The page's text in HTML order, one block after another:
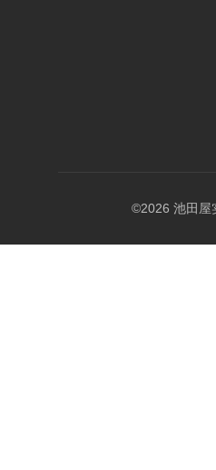
©2026 池田屋